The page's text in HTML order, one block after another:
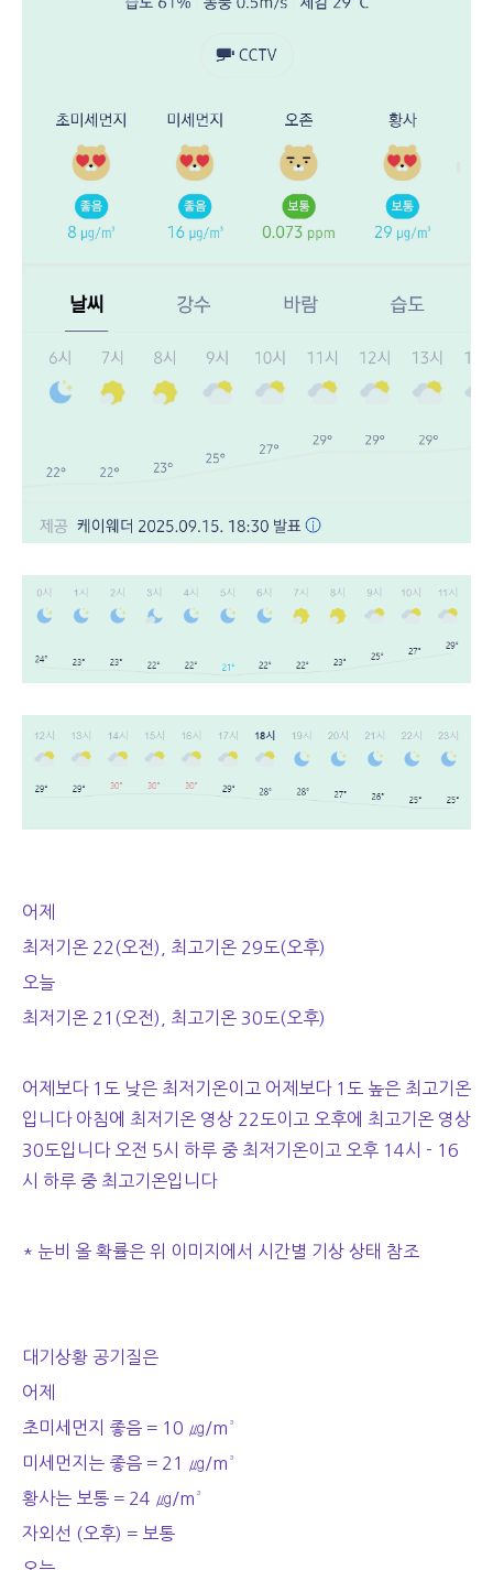
어제
최저기온 22(오전), 최고기온 29도(오후)
오늘
최저기온 21(오전), 최고기온 30도(오후)
어제보다 1도 낮은 최저기온이고 어제보다 1도 높은 최고기온
입니다 아침에 최저기온 영상 22도이고 오후에 최고기온 영상
30도입니다 오전 5시 하루 중 최저기온이고 오후 14시 - 16
시 하루 중 최고기온입니다
* 눈비 올 확률은 위 이미지에서 시간별 기상 상태 참조
대기상황 공기질은
어제
초미세먼지 좋음 = 10 ㎍/m³
미세먼지는 좋음 = 21 ㎍/m³
황사는 보통 = 24 ㎍/m³
자외선 (오후) = 보통